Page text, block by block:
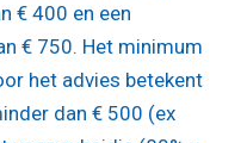
€ 400 en een
€ 750. Het minimum
het advies betekent
dan € 500 (ex